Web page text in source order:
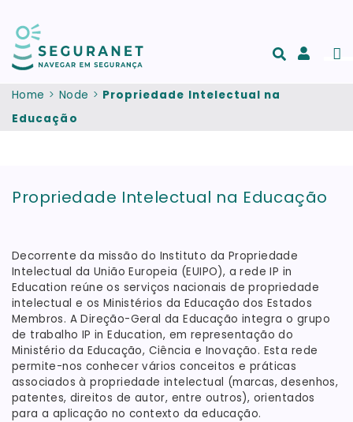
Home Node
Propriedade Intelectual na
Educação
Propriedade Intelectual na Educação
Decorrente da missão do Instituto da Propriedade
Intelectual da União Europeia (EUIPO), a rede IP in
Education reúne os serviços nacionais de propriedade
intelectual e os Ministérios da Educação dos Estados
Membros. A Direção-Geral da Educação integra o grupo
de trabalho IP in Education, em representação do
Ministério da Educação, Ciência e Inovação. Esta rede
permite-nos conhecer vários conceitos e práticas
associados à propriedade intelectual (marcas, desenhos,
patentes, direitos de autor, entre outros), orientados
para a aplicação no contexto da educação.